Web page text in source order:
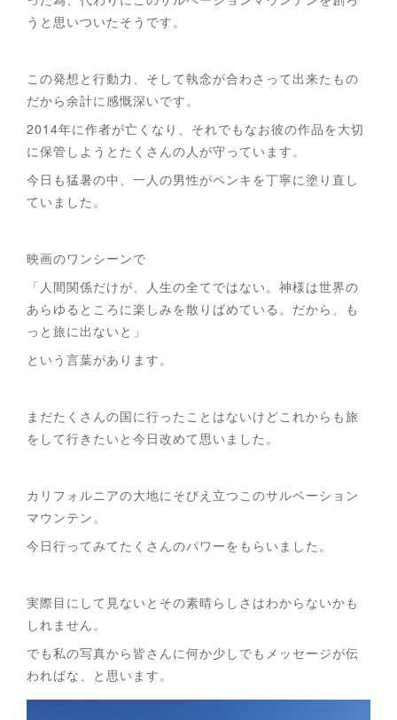
うと思いついたそうです。
この発想と行動力、そして執念が合わさって出来たもの
だから余計に感慨深いです。
2014年に作者が亡くなり、それでもなお彼の作品を大切
に保管しようとたくさんの人が守っています。
今日も猛暑の中、一人の男性がペンキを丁寧に塗り直し
ていました。
映画のワンシーンで
「人間関係だけが、人生の全てではない。神様は世界の
あらゆるところに楽しみを散りばめている。だから、も
っと旅に出ないと」
という言葉があります。
まだたくさんの国に行ったことはないけどこれからも旅
をして行きたいと今日改めて思いました。
カリフォルニアの大地にそびえ立つこのサルベーション
マウンテン。
今日行ってみてたくさんのパワーをもらいました。
実際目にして見ないとその素晴らしさはわからないかも
しれません。
でも私の写真から皆さんに何か少しでもメッセージが伝
わればな、と思います。